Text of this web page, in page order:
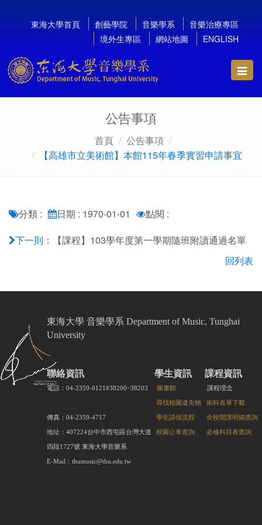
東海大學首頁 創藝學院 音樂學系
音樂治療專區
境外生專區
網站地圖 ENGLISH
公告事項
首頁
公告事項
【高雄市立美術館】本館115年春季實習申請事宜
分類 : 日期 : 1970-01-01 點閱 :
下一則：
【課程】103學年度第一學期隨班附讀通過名單
回列表
東海大學 音樂學系 Department of Music, Tunghai
University
聯絡資訊
電話：04-2359-0121#38200~38203
傳真：04-2359-4717
地址：407224台中市西屯區台灣大道
四段1727號 東海大學音樂系
E-Mail：thumusic@thu.edu.tw
學生資訊
圖書館
尋找校園遺失物
學生請假流程
校園公車查詢
課程資訊
課程理念
術科表單下載
全校開課明細查詢
必修科目表查詢